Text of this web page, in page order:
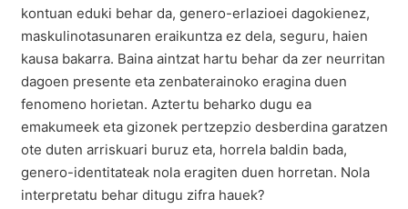
kontuan eduki behar da, genero-erlazioei dagokienez,
maskulinotasunaren eraikuntza ez dela, seguru, haien
kausa bakarra. Baina aintzat hartu behar da zer neurritan
dagoen presente eta zenbaterainoko eragina duen
fenomeno horietan. Aztertu beharko dugu ea
emakumeek eta gizonek pertzepzio desberdina garatzen
ote duten arriskuari buruz eta, horrela baldin bada,
genero-identitateak nola eragiten duen horretan. Nola
interpretatu behar ditugu zifra hauek?